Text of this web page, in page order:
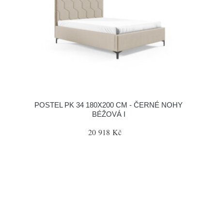
POSTEL PK 34 180X200 CM - ČERNÉ NOHY
BÉŽOVÁ I
20 918 Kč